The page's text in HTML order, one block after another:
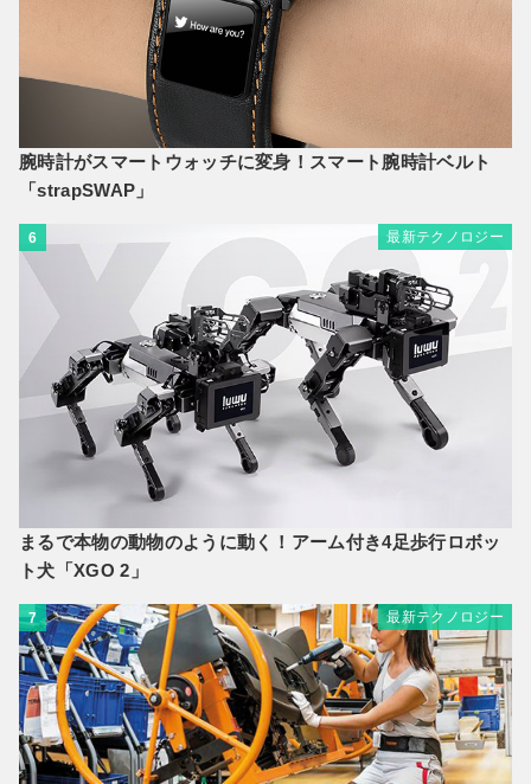
腕時計がスマートウォッチに変身！スマート腕時計ベルト
「strapSWAP」
6 最新テクノロジー
まるで本物の動物のように動く！アーム付き4足歩行ロボッ
ト犬「XGO 2」
7 最新テクノロジー